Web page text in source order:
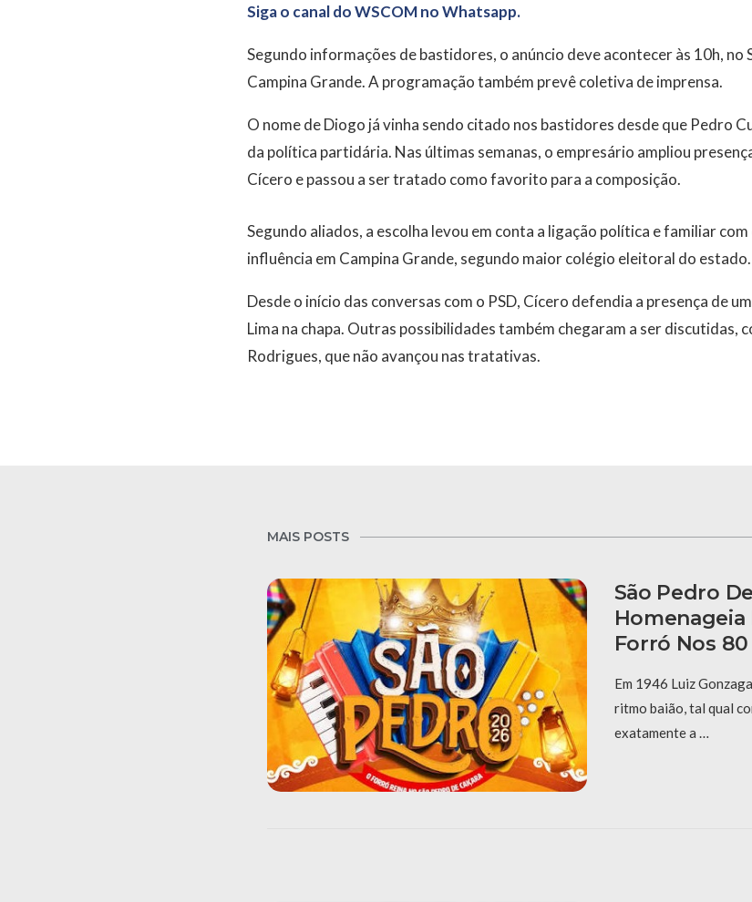
Siga o canal do WSCOM no Whatsapp.
Segundo informações de bastidores, o anúncio deve acontecer às 10h, no
Campina Grande. A programação também prevê coletiva de imprensa.
O nome de Diogo já vinha sendo citado nos bastidores desde que Pedro
da política partidária. Nas últimas semanas, o empresário ampliou
Cícero e passou a ser tratado como favorito para a composição.
Segundo aliados, a escolha levou em conta a ligação política e familiar com
influência em Campina Grande, segundo maior colégio eleitoral do estado.
Desde o início das conversas com o PSD, Cícero defendia a presença de
Lima na chapa. Outras possibilidades também chegaram a ser discutidas,
Rodrigues, que não avançou nas tratativas.
MAIS POSTS
São Pedro
Homenageia
Forró Nos
Em 1946 Luiz
ritmo baião, tal qual
exatamente a …